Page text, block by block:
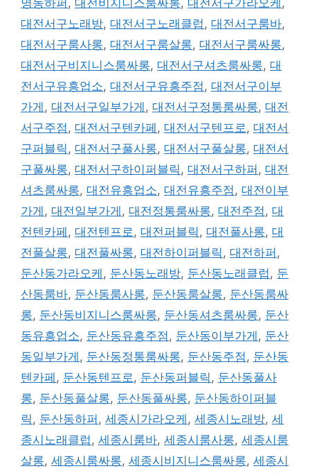
대전서구노래방, 대전서구노래클럽 , 대전서구룸바,
대전서구룸사롱, 대전서구룸살롱, 대전서구룸싸롱,
대전서구비지니스룸싸롱, 대전서구셔츠룸싸롱, 대
전서구유흥업소, 대전서구유흥주점 , 대전서구이부
가게 , 대전서구일부가게 , 대전서구정통룸싸롱, 대전
서구주점 , 대전서구텐카페 , 대전서구텐프로 , 대전서
구퍼블릭 , 대전서구풀사롱, 대전서구풀살롱, 대전서
구풀싸롱, 대전서구하이퍼블릭 , 대전서구하퍼 , 대전
셔츠룸싸롱, 대전유흥업소, 대전유흥주점 , 대전이부
가게 , 대전일부가게 , 대전정통룸싸롱, 대전주점 , 대
전텐카페 , 대전텐프로 , 대전퍼블릭 , 대전풀사롱, 대
전풀살롱, 대전풀싸롱, 대전하이퍼블릭 , 대전하퍼 ,
둔산동가라오케 , 둔산동노래방, 둔산동노래클럽 , 둔
산동룸바, 둔산동룸사롱, 둔산동룸살롱, 둔산동룸싸
롱, 둔산동비지니스룸싸롱, 둔산동셔츠룸싸롱, 둔산
동유흥업소, 둔산동유흥주점 , 둔산동이부가게 , 둔산
동일부가게 , 둔산동정통룸싸롱, 둔산동주점 , 둔산동
텐카페 , 둔산동텐프로 , 둔산동퍼블릭 , 둔산동풀사
롱, 둔산동풀살롱, 둔산동풀싸롱, 둔산동하이퍼블
릭 , 둔산동하퍼 , 세종시가라오케 , 세종시노래방, 세
종시노래클럽 , 세종시룸바, 세종시룸사롱, 세종시룸
살롱, 세종시룸싸롱, 세종시비지니스룸싸롱, 세종시